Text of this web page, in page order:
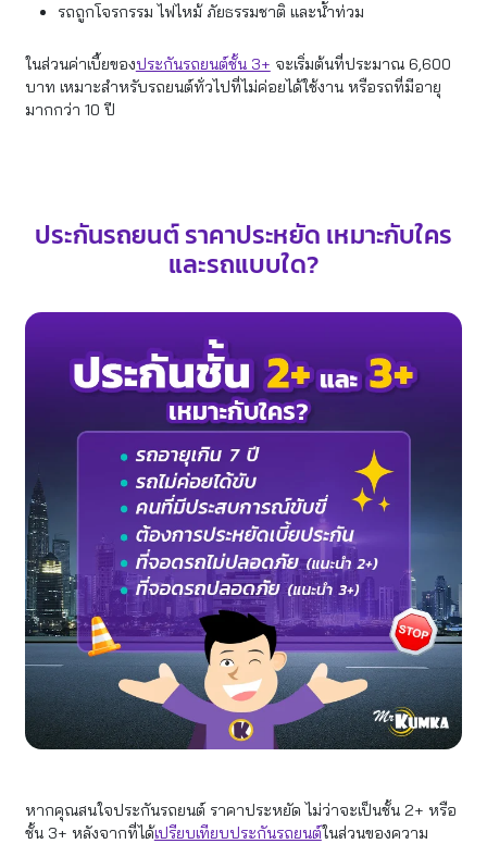
รถถูกโจรกรรม ไฟไหม้ ภัยธรรมชาติ และน้ำท่วม
ในส่วนค่าเบี้ยของประกันรถยนต์ชั้น 3+ จะเริ่มต้นที่ประมาณ 6,600
บาท เหมาะสำหรับรถยนต์ทั่วไปที่ไม่ค่อยได้ใช้งาน หรือรถที่มีอายุ
มากกว่า 10 ปี
ประกันรถยนต์ ราคาประหยัด เหมาะกับใคร
และรถแบบใด?
หากคุณสนใจประกันรถยนต์ ราคาประหยัด ไม่ว่าจะเป็นชั้น 2+ หรือ
ชั้น 3+ หลังจากที่ได้เปรียบเทียบประกันรถยนต์ในส่วนของความ